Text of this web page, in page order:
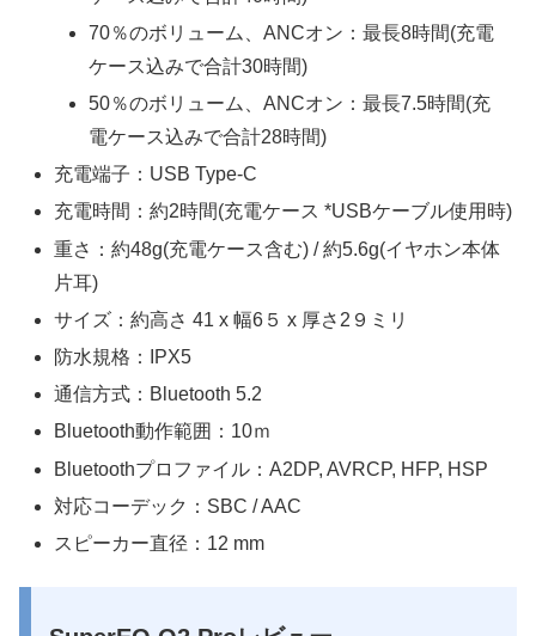
70％のボリューム、ANCオン：最長8時間(充電
ケース込みで合計30時間)
50％のボリューム、ANCオン：最長7.5時間(充
電ケース込みで合計28時間)
充電端子：USB Type-C
充電時間：約2時間(充電ケース *USBケーブル使用時)
重さ：約48g(充電ケース含む) / 約5.6g(イヤホン本体
片耳)
サイズ：約高さ 41 x 幅6５ x 厚さ2９ミリ
防水規格：IPX5
通信方式：Bluetooth 5.2
Bluetooth動作範囲：10ｍ
Bluetoothプロファイル：A2DP, AVRCP, HFP, HSP
対応コーデック：SBC / AAC
スピーカー直径：12 mm